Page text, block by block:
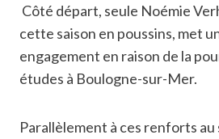
Côté départ, seule Noémie
cette saison en poussins, met
engagement en raison de la
études à Boulogne-sur-Mer.
Parallèlement à ces renforts au